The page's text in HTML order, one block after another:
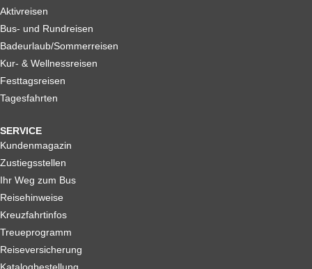
Aktivreisen
Bus- und Rundreisen
Badeurlaub/Sommerreisen
Kur- & Wellnessreisen
Festtagsreisen
Tagesfahrten
SERVICE
Kundenmagazin
Zustiegsstellen
Ihr Weg zum Bus
Reisehinweise
Kreuzfahrtinfos
Treueprogramm
Reiseversicherung
Katalogbestellung